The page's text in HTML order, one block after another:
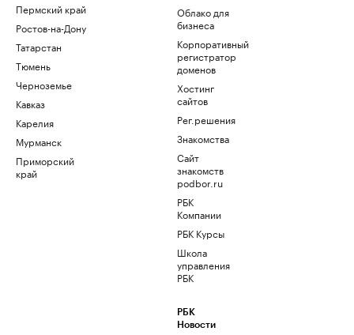
Пермский край
Ростов-на-Дону
Татарстан
Тюмень
Черноземье
Кавказ
Карелия
Мурманск
Приморский
край
Облако для
бизнеса
Корпоративный
регистратор
доменов
Хостинг
сайтов
Рег.решения
Знакомства
Сайт
знакомств
podbor.ru
РБК
Компании
РБК Курсы
Школа
управления
РБК
РБК
Новости